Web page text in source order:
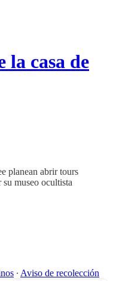
casa de
planean abrir tours
museo ocultista
∙ Aviso de recolección